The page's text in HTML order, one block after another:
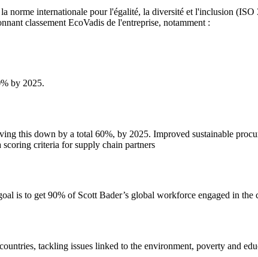
norme internationale pour l'égalité, la diversité et l'inclusion
classement EcoVadis de l'entreprise, notamment :
by 2025.
this down by a total 60%, by 2025. Improved sustainable
criteria for supply chain partners
is to get 90% of Scott Bader’s global workforce engaged in
tackling issues linked to the environment, poverty and